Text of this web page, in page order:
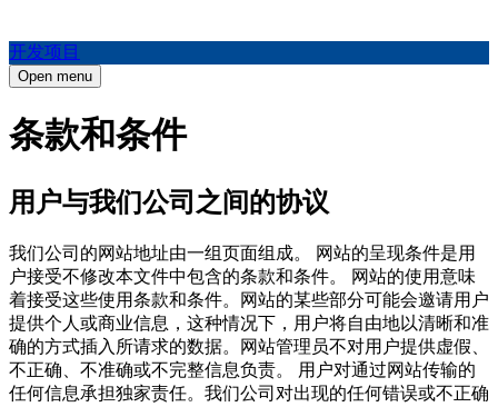
开发项目
Open menu
条款和条件
用户与我们公司之间的协议
我们公司的网站地址由一组页面组成。 网站的呈现条件是用
户接受不修改本文件中包含的条款和条件。 网站的使用意味
着接受这些使用条款和条件。网站的某些部分可能会邀请用户
提供个人或商业信息，这种情况下，用户将自由地以清晰和准
确的方式插入所请求的数据。网站管理员不对用户提供虚假、
不正确、不准确或不完整信息负责。 用户对通过网站传输的
任何信息承担独家责任。我们公司对出现的任何错误或不正确